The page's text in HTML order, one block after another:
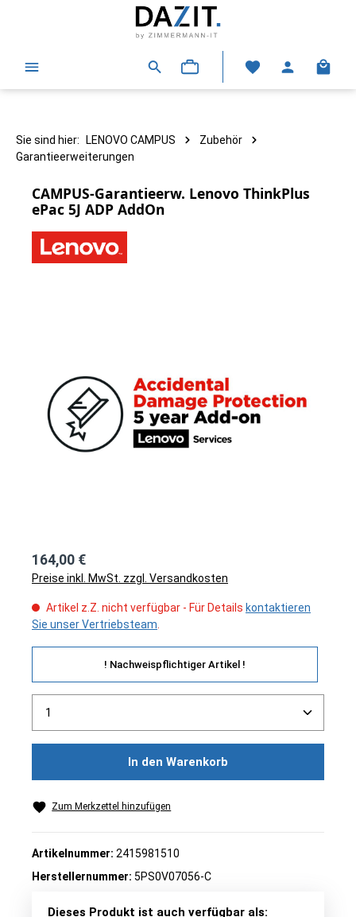
Sie sind hier: LENOVO CAMPUS
Zubehör
Garantieerweiterungen
CAMPUS-Garantieerw. Lenovo ThinkPlus
ePac 5J ADP AddOn
164,00 €
Preise inkl. MwSt. zzgl. Versandkosten
Artikel z.Z. nicht verfügbar - Für Details kontaktieren
Sie unser Vertriebsteam
! Nachweispflichtiger Artikel !
Produkt Anzahl: Gib den gewünschten Wert ein
In den Warenkorb
Zum Merkzettel hinzufügen
Artikelnummer: 2415981510
Herstellernummer: 5PS0V07056-C
Dieses Produkt ist auch verfügbar als: